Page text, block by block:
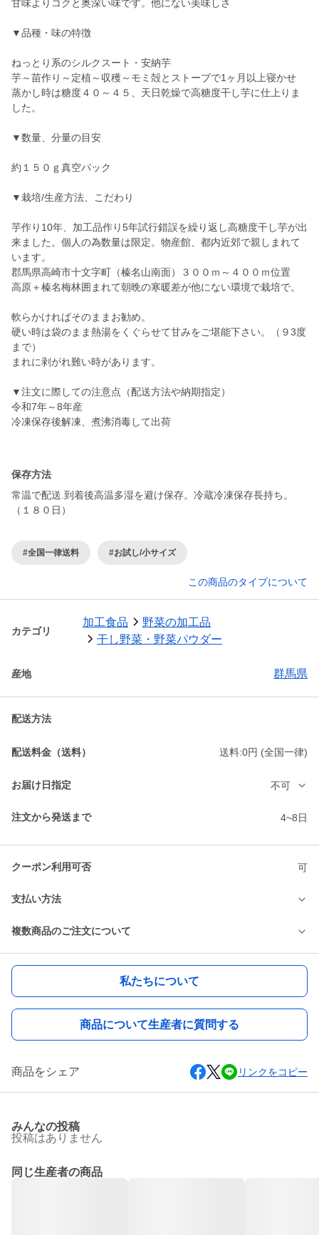
甘味よりコクと奥深い味です。他にない美味しさ
▼品種・味の特徴
ねっとり系のシルクスート・安納芋
芋～苗作り～定植～収穫～モミ殻とストーブで1ヶ月以上寝かせ
蒸かし時は糖度４０～４５、天日乾燥で高糖度干し芋に仕上りま
した。
▼数量、分量の目安
約１５０ｇ真空パック
▼栽培/生産方法、こだわり
芋作り10年、加工品作り5年試行錯誤を繰り返し高糖度干し芋が出
来ました。個人の為数量は限定。物産館、都内近郊で親しまれて
います。
郡馬県高崎市十文字町（榛名山南面）３００ｍ～４００ｍ位置
高原＋榛名梅林囲まれて朝晩の寒暖差が他にない環境で栽培で。
軟らかければそのままお勧め。
硬い時は袋のまま熱湯をくぐらせて甘みをご堪能下さい。（９3度
まで）
まれに剥がれ難い時があります。
▼注文に際しての注意点（配送方法や納期指定）
令和7年～8年産
冷凍保存後解凍、煮沸消毒して出荷
保存方法
常温で配送.到着後高温多湿を避け保存。冷蔵冷凍保存長持ち。
（１８０日）
#全国一律送料 #お試し/小サイズ
この商品のタイプについて
カテゴリ
加工食品
野菜の加工品
干し野菜・野菜パウダー
産地 群馬県
配送方法
配送料金（送料） 送料:0円 (全国一律)
お届け日指定 不可
注文から発送まで 4~8日
クーポン利用可否 可
支払い方法
複数商品のご注文について
私たちについて
商品について生産者に質問する
商品をシェア リンクをコピー
みんなの投稿
投稿はありません
同じ生産者の商品